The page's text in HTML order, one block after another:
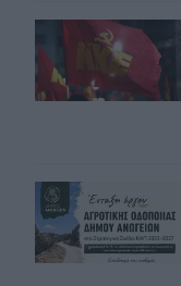
ΚΚΕ:
Δήμος Ανωγείων: